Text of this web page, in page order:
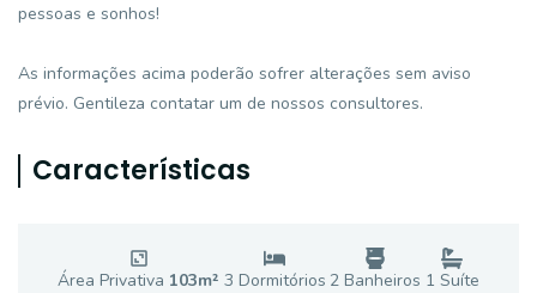
pessoas e sonhos!
As informações acima poderão sofrer alterações sem aviso
prévio. Gentileza contatar um de nossos consultores.
Características
Área Privativa 103m² 3 Dormitórios 2 Banheiros 1 Suíte